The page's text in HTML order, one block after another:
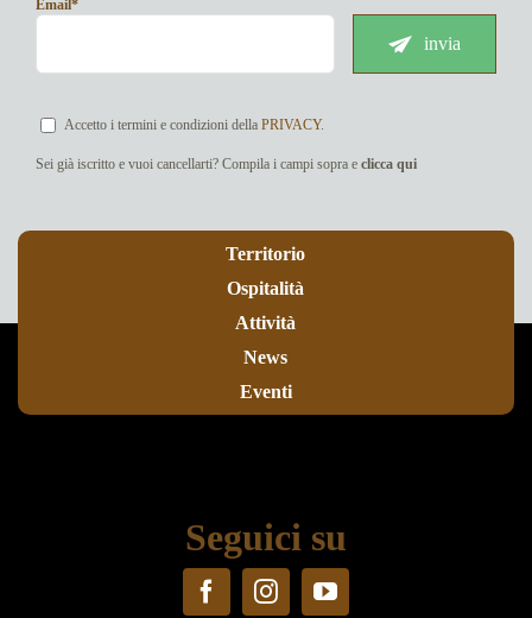
Email*
invia
Accetto i termini e condizioni della PRIVACY.
Sei già iscritto e vuoi cancellarti? Compila i campi sopra e clicca qui
Territorio
Ospitalità
Attività
News
Eventi
Seguici su